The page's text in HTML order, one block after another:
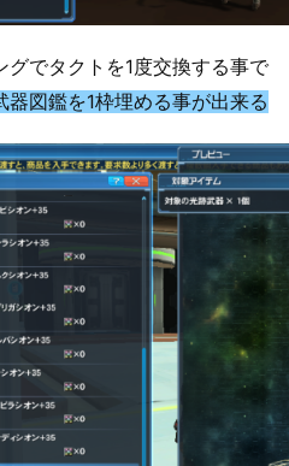
グでタクトを1度交換する事で
図鑑を1枠埋める事が出来る